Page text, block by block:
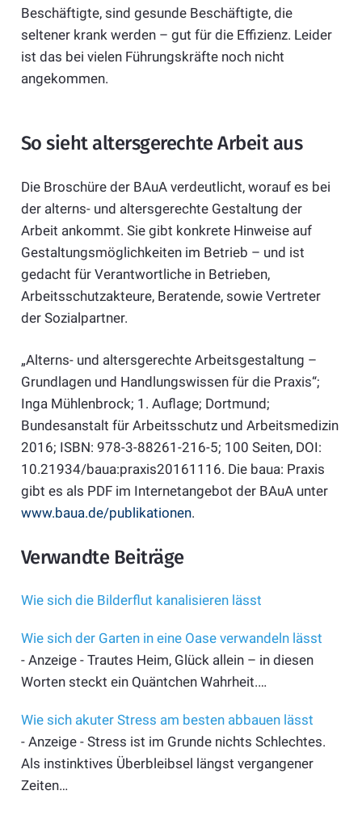
Beschäftigte, sind gesunde Beschäftigte, die
seltener krank werden – gut für die Effizienz. Leider
ist das bei vielen Führungskräfte noch nicht
angekommen.
So sieht altersgerechte Arbeit aus
Die Broschüre der BAuA verdeutlicht, worauf es bei
der alterns- und altersgerechte Gestaltung der
Arbeit ankommt. Sie gibt konkrete Hinweise auf
Gestaltungsmöglichkeiten im Betrieb – und ist
gedacht für Verantwortliche in Betrieben,
Arbeitsschutzakteure, Beratende, sowie Vertreter
der Sozialpartner.
„Alterns- und altersgerechte Arbeitsgestaltung –
Grundlagen und Handlungswissen für die Praxis“;
Inga Mühlenbrock; 1. Auflage; Dortmund;
Bundesanstalt für Arbeitsschutz und Arbeitsmedizin
2016; ISBN: 978-3-88261-216-5; 100 Seiten, DOI:
10.21934/baua:praxis20161116. Die baua: Praxis
gibt es als PDF im Internetangebot der BAuA unter
www.baua.de/publikationen.
Verwandte Beiträge
Wie sich die Bilderflut kanalisieren lässt
Wie sich der Garten in eine Oase verwandeln lässt
- Anzeige - Trautes Heim, Glück allein – in diesen
Worten steckt ein Quäntchen Wahrheit.…
Wie sich akuter Stress am besten abbauen lässt
- Anzeige - Stress ist im Grunde nichts Schlechtes.
Als instinktives Überbleibsel längst vergangener
Zeiten…